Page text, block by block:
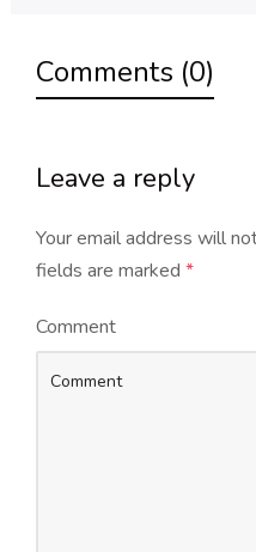
Comments (0)
Leave a reply
Your email address will
fields are marked *
Comment